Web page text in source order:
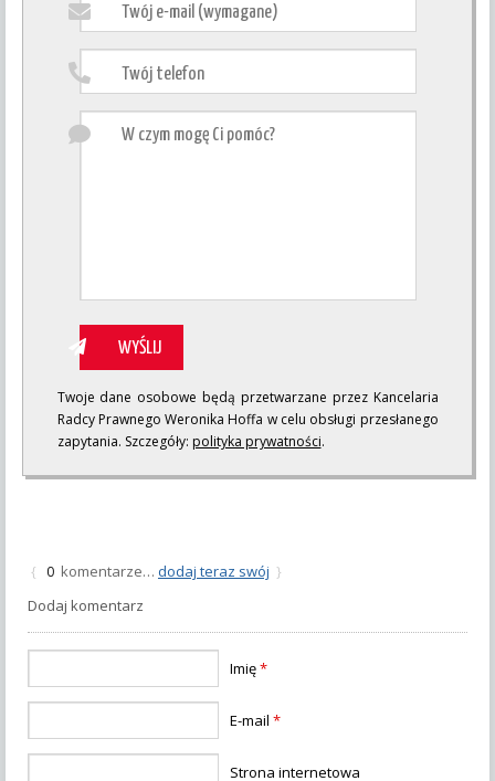
Twoje dane osobowe będą przetwarzane przez Kancelaria
Radcy Prawnego Weronika Hoffa w celu obsługi przesłanego
zapytania. Szczegóły: polityka prywatności.
{ 0 komentarze… dodaj teraz swój }
Dodaj komentarz
Imię*
E-mail *
Strona internetowa